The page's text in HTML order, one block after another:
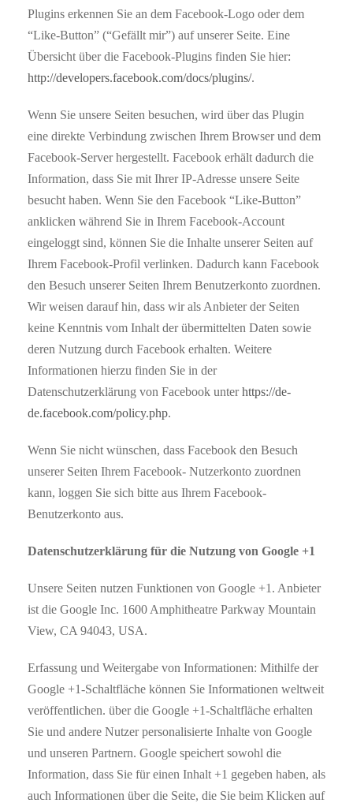
Plugins erkennen Sie an dem Facebook-Logo oder dem
“Like-Button” (“Gefällt mir”) auf unserer Seite. Eine
Übersicht über die Facebook-Plugins finden Sie hier:
http://developers.facebook.com/docs/plugins/.
Wenn Sie unsere Seiten besuchen, wird über das Plugin
eine direkte Verbindung zwischen Ihrem Browser und dem
Facebook-Server hergestellt. Facebook erhält dadurch die
Information, dass Sie mit Ihrer IP-Adresse unsere Seite
besucht haben. Wenn Sie den Facebook “Like-Button”
anklicken während Sie in Ihrem Facebook-Account
eingeloggt sind, können Sie die Inhalte unserer Seiten auf
Ihrem Facebook-Profil verlinken. Dadurch kann Facebook
den Besuch unserer Seiten Ihrem Benutzerkonto zuordnen.
Wir weisen darauf hin, dass wir als Anbieter der Seiten
keine Kenntnis vom Inhalt der übermittelten Daten sowie
deren Nutzung durch Facebook erhalten. Weitere
Informationen hierzu finden Sie in der
Datenschutzerklärung von Facebook unterhttps://de-
de.facebook.com/policy.php.
Wenn Sie nicht wünschen, dass Facebook den Besuch
unserer Seiten Ihrem Facebook- Nutzerkonto zuordnen
kann, loggen Sie sich bitte aus Ihrem Facebook-
Benutzerkonto aus.
Datenschutzerklärung für die Nutzung von Google +1
Unsere Seiten nutzen Funktionen von Google +1. Anbieter
ist die Google Inc. 1600 Amphitheatre Parkway Mountain
View, CA 94043, USA.
Erfassung und Weitergabe von Informationen: Mithilfe der
Google +1-Schaltfläche können Sie Informationen weltweit
veröffentlichen. über die Google +1-Schaltfläche erhalten
Sie und andere Nutzer personalisierte Inhalte von Google
und unseren Partnern. Google speichert sowohl die
Information, dass Sie für einen Inhalt +1 gegeben haben, als
auch Informationen über die Seite, die Sie beim Klicken auf